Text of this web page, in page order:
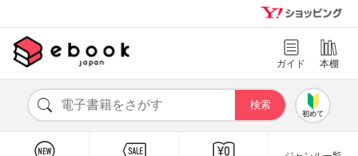
ガイド 本棚
初めて